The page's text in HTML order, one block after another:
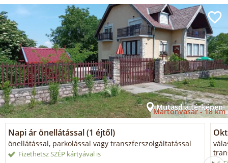
Mutasd a térképen
Martonvásár -18 km
Napi ár önellátással (1 éjtől)
önellátással, parkolással vagy transzferszolgáltatással
Fizethetsz SZÉP kártyával is